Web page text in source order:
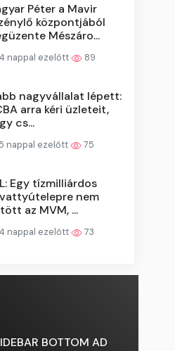
Péter a Mavir
központjából
Mészáro...
4 nappal ezelőtt 89
nagyvállalat lépett:
arra kéri üzleteit,
cs...
nappal ezelőtt 75
Egy tízmilliárdos
nem
az MVM, ...
4 nappal ezelőtt 73
BOTTOM AD